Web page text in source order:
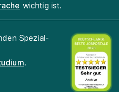
wichtig ist.
Spezial-
.